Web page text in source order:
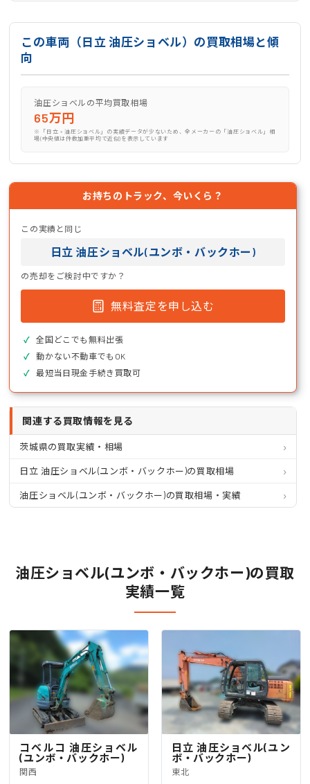
この車両（日立 油圧ショベル）の買取相場と傾
向
油圧ショベルの平均買取相場
65万円
※「日立 × 油圧ショベル」の実績データが少ないため、全メーカーの「油圧ショベル」相
場(中央値は件数加重平均で近似)を表示しています
お持ちのトラック、今いくら？
この実績と同じ
日立 油圧ショベル(ユンボ・バックホー)
の売却をご検討中ですか？
無料査定を申し込む
全国どこでも無料出張
動かない不動車でもOK
最短当日現金手続き買取可
関連する買取情報を見る
茨城県の買取実績・相場
日立 油圧ショベル(ユンボ・バックホー)の買取相場
油圧ショベル(ユンボ・バックホー)の買取相場・実績
油圧ショベル(ユンボ・バックホー)の買取
実績一覧
コベルコ 油圧ショベル
(ユンボ・バックホー)
関西
日立 油圧ショベル(ユン
ボ・バックホー)
東北